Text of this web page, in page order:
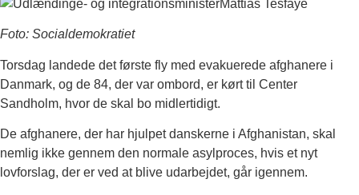
Foto: Socialdemokratiet
Torsdag landede det første fly med evakuerede afghanere i
Danmark, og de 84, der var ombord, er kørt til Center
Sandholm, hvor de skal bo midlertidigt.
De afghanere, der har hjulpet danskerne i Afghanistan, skal
nemlig ikke gennem den normale asylproces, hvis et nyt
lovforslag, der er ved at blive udarbejdet, går igennem.